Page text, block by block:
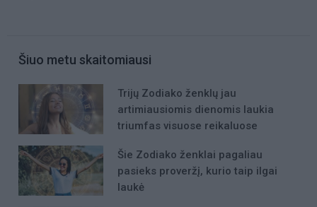
Šiuo metu skaitomiausi
Trijų Zodiako ženklų jau
artimiausiomis dienomis laukia
triumfas visuose reikaluose
Šie Zodiako ženklai pagaliau
pasieks proveržį, kurio taip ilgai
laukė